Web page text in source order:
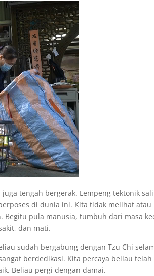
tengah bergerak. Lempeng tektonik
di dunia ini. Kita tidak melihat atau
Begitu pula manusia, tumbuh dari masa
dan mati.
sudah bergabung dengan Tzu Chi
berdedikasi. Kita percaya beliau telah
Beliau pergi dengan damai.